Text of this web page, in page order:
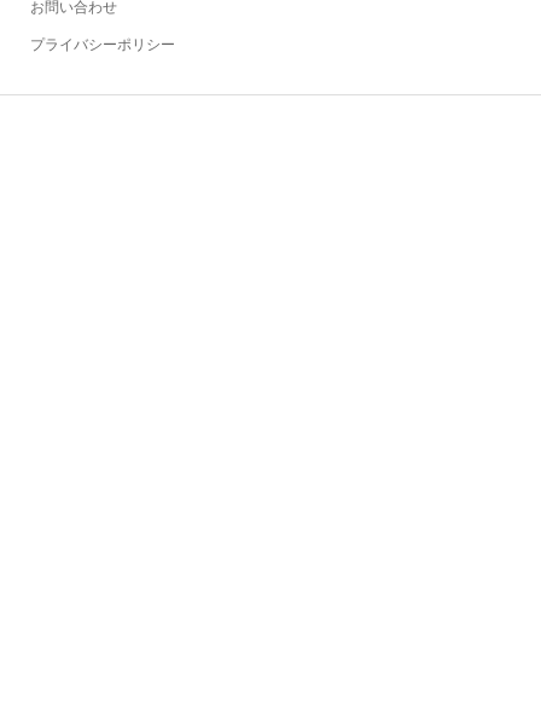
お問い合わせ
プライバシーポリシー